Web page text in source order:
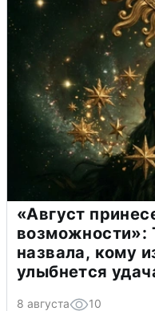
«Август
возможности»:
назвала, кому
улыбнется
8 августа 10